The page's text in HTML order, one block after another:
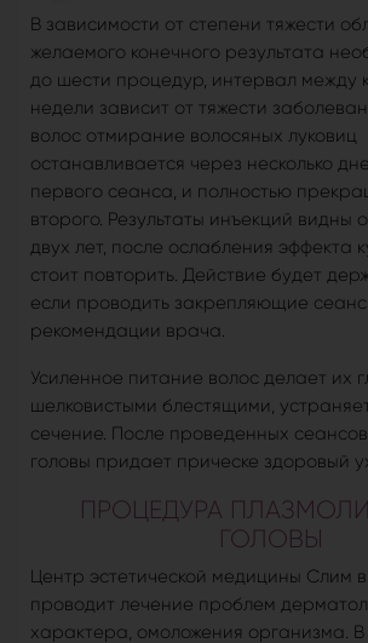
В зависимости от степени тяжести
желаемого конечного результата
до шести процедур, интервал между
недели зависит от тяжести
волос отмирание волосяных луковиц
останавливается через несколько
первого сеанса, и полностью
второго. Результаты инъекций видны
двух лет, после ослабления эффекта
стоит повторить. Действие будет
если проводить закрепляющие
рекомендации врача.
Усиленное питание волос делает их
шелковистыми блестящими,
сечение. После проведенных
головы придает прическе здоровый
ПРОЦЕДУРА
ГОЛОВЫ
Центр эстетической медицины Слим
проводит лечение проблем
характера, омоложения организма.